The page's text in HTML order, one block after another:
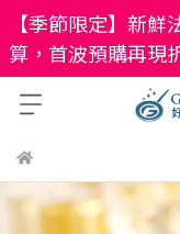
【季節限定】新
算，首波預購再現